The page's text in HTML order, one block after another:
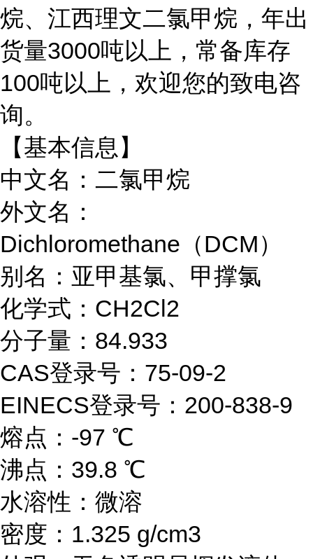
烷、江西理文二氯甲烷，年出
货量3000吨以上，常备库存
100吨以上，欢迎您的致电咨
询。
【基本信息】
中文名：二氯甲烷
外文名：
Dichloromethane（DCM）
别名：亚甲基氯、甲撑氯
化学式：CH2Cl2
分子量：84.933
CAS登录号：75-09-2
EINECS登录号：200-838-9
熔点：-97 ℃
沸点：39.8 ℃
水溶性：微溶
密度：1.325 g/cm3